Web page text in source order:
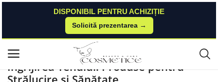
DISPONIBIL PENTRU ACHIZIȚIE
Solicită prezentarea →
Meniu principal
Categorii
Sabon Îngrijirea Tenului
Îngrijirea Tenului: Produse pentru
Strălucire și Sănătate